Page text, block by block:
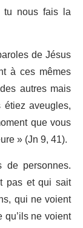
nous fais la
de Jésus
à ces mêmes
autres mais
aveugles,
que vous
» (Jn 9, 41).
personnes.
pas et qui sait
qui ne voient
ne voient